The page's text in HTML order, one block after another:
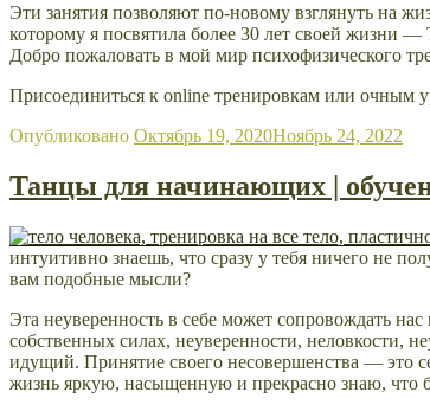
Эти занятия позволяют по-новому взглянуть на
которому я посвятила более 30 лет своей жизни —
Добро пожаловать в мой мир психофизического
Присоединиться к online тренировкам или очным
Опубликовано Октябрь 19, 2020Ноябрь 24, 2022
Танцы для начинающих |
интуитивно знаешь, что сразу у тебя ничего не
вам подобные мысли?
Эта неуверенность в себе может сопровождать
собственных силах, неуверенности, неловкости,
идущий. Принятие своего несовершенства — это
жизнь яркую, насыщенную и прекрасно знаю, что